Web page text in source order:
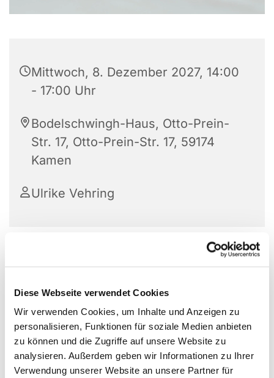
Diese Webseite verwendet Cookies
Wir verwenden Cookies, um Inhalte und Anzeigen zu
personalisieren, Funktionen für soziale Medien anbieten
zu können und die Zugriffe auf unsere Website zu
analysieren. Außerdem geben wir Informationen zu Ihrer
Verwendung unserer Website an unsere Partner für
Mittwoch, 8. Dezember 2027, 14:00
- 17:00 Uhr
Bodelschwingh-Haus, Otto-Prein-
Str. 17, Otto-Prein-Str. 17, 59174
Kamen
Ulrike Vehring